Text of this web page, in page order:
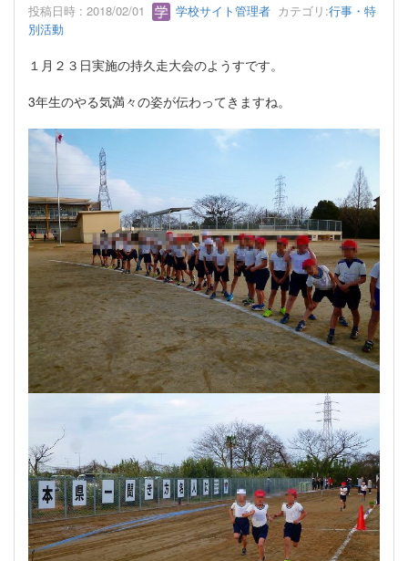
投稿日時 : 2018/02/01 学校サイト管理者 カテゴリ:行事・特
別活動
１月２３日実施の持久走大会のようすです。
3年生のやる気満々の姿が伝わってきますね。